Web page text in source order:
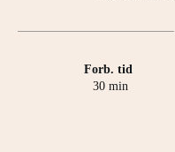
Forb. tid
30minutter
min